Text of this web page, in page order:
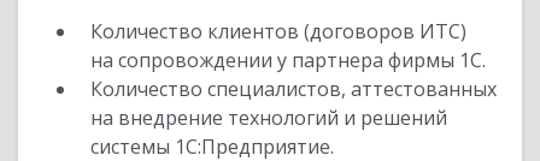
Количество клиентов (договоров ИТС)
на сопровождении у партнера фирмы 1С.
Количество специалистов, аттестованных
на внедрение технологий и решений
системы 1С:Предприятие.